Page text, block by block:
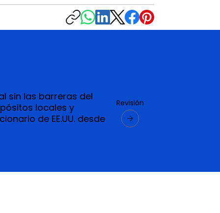
sin las barreras del
locales y
de EE.UU. desde
Revisión